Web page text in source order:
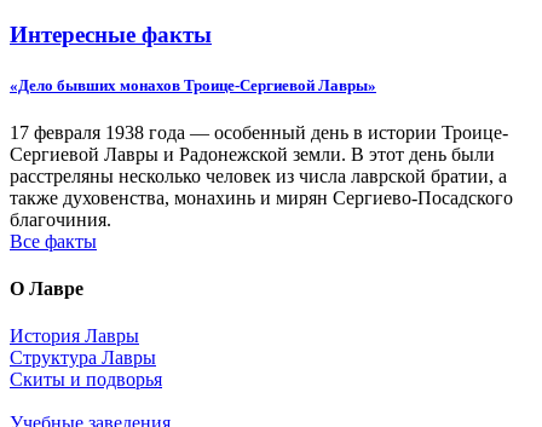
Интересные факты
«Дело бывших монахов Троице-Сергиевой Лавры»
17 февраля 1938 года — особенный день в истории Троице-
Сергиевой Лавры и Радонежской земли. В этот день были
расстреляны несколько человек из числа лаврской братии, а
также духовенства, монахинь и мирян Сергиево-Посадского
благочиния.
Все факты
О Лавре
История Лавры
Структура Лавры
Скиты и подворья